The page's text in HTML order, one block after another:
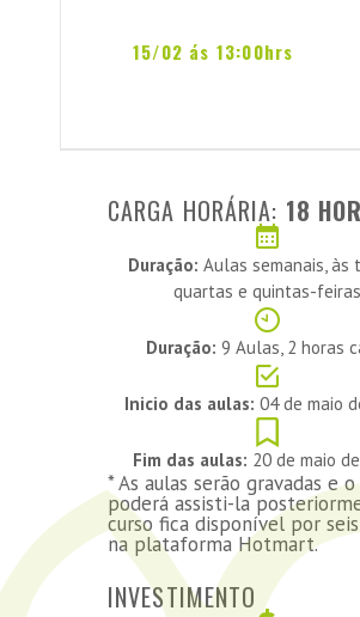
15/02 ás 13:00hrs
CARGA HORÁRIA: 18
Duração: Aulas semanais, às
quartas e quintas-feiras
Duração: 9 Aulas, 2 horas
Inicio das aulas: 04 de maio
Fim das aulas: 20 de maio
* As aulas serão gravadas e
poderá assisti-la
curso fica disponível por
na plataforma Hotmart.
INVESTIMENTO